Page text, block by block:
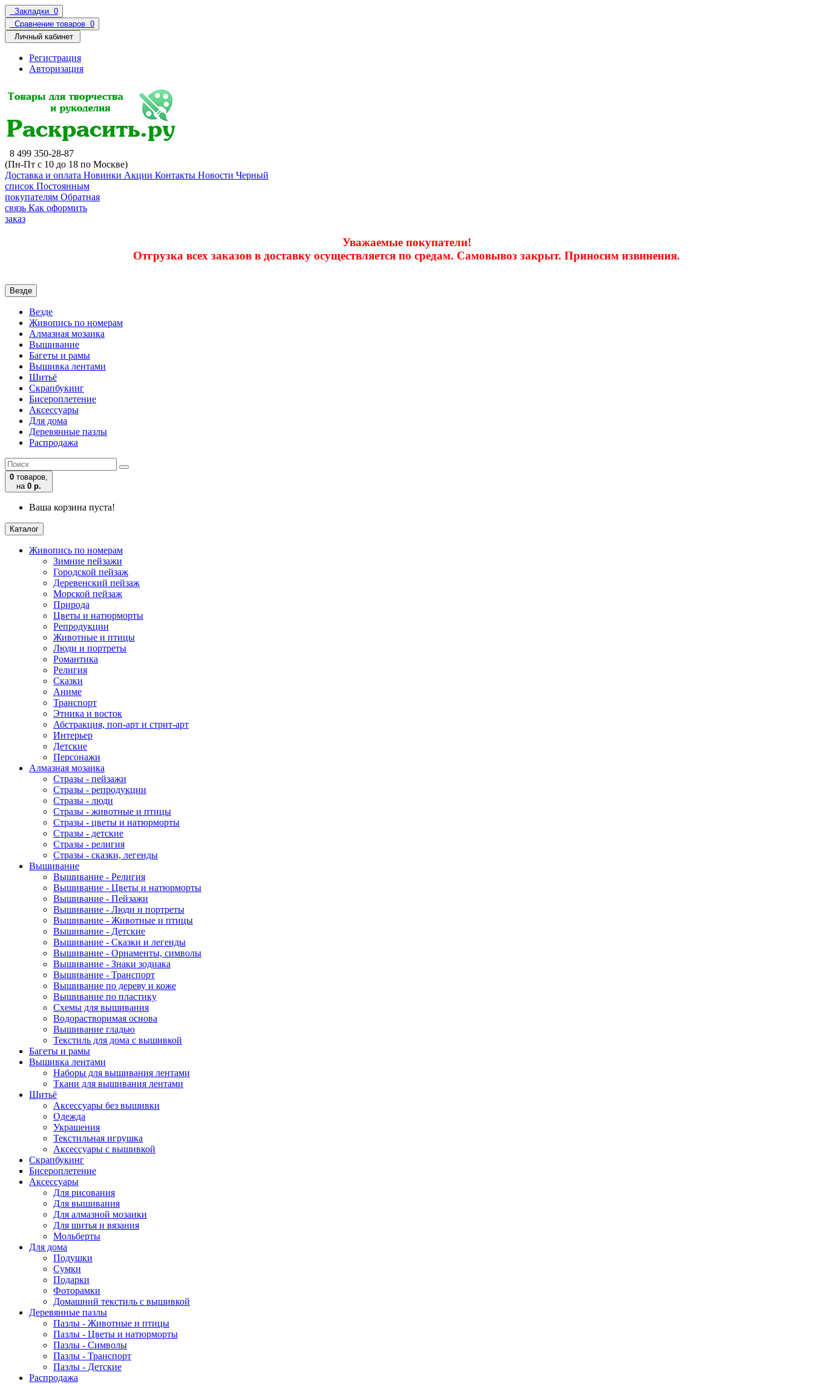
Закладки 0
Сравнение товаров 0
Личный кабинет
Регистрация
Авторизация
8 499 350-28-87
(Пн-Пт с 10 до 18 по Москве)
Доставка и оплата Новинки Акции Контакты Новости Черный
список Постоянным
покупателям Обратная
связь Как оформить
заказ
Уважаемые покупатели!
Отгрузка всех заказов в доставку осуществляется по средам. Самовывоз закрыт. Приносим извинения.
Везде
Везде
Живопись по номерам
Алмазная мозаика
Вышивание
Багеты и рамы
Вышивка лентами
Шитьё
Скрапбукинг
Бисероплетение
Аксессуары
Для дома
Деревянные пазлы
Распродажа
0 товаров,
на 0 р.
Ваша корзина пуста!
Каталог
Живопись по номерам
Зимние пейзажи
Городской пейзаж
Деревенский пейзаж
Морской пейзаж
Природа
Цветы и натюрморты
Репродукции
Животные и птицы
Люди и портреты
Романтика
Религия
Сказки
Аниме
Транспорт
Этника и восток
Абстракция, поп-арт и стрит-арт
Интерьер
Детские
Персонажи
Алмазная мозаика
Стразы - пейзажи
Стразы - репродукции
Стразы - люди
Стразы - животные и птицы
Стразы - цветы и натюрморты
Стразы - детские
Стразы - религия
Стразы - сказки, легенды
Вышивание
Вышивание - Религия
Вышивание - Цветы и натюрморты
Вышивание - Пейзажи
Вышивание - Люди и портреты
Вышивание - Животные и птицы
Вышивание - Детские
Вышивание - Сказки и легенды
Вышивание - Орнаменты, символы
Вышивание - Знаки зодиака
Вышивание - Транспорт
Вышивание по дереву и коже
Вышивание по пластику
Схемы для вышивания
Водорастворимая основа
Вышивание гладью
Текстиль для дома с вышивкой
Багеты и рамы
Вышивка лентами
Наборы для вышивания лентами
Ткани для вышивания лентами
Шитьё
Аксессуары без вышивки
Одежда
Украшения
Текстильная игрушка
Аксессуары с вышивкой
Скрапбукинг
Бисероплетение
Аксессуары
Для рисования
Для вышивания
Для алмазной мозаики
Для шитья и вязания
Мольберты
Для дома
Подушки
Сумки
Подарки
Фоторамки
Домашний текстиль с вышивкой
Деревянные пазлы
Пазлы - Животные и птицы
Пазлы - Цветы и натюрморты
Пазлы - Символы
Пазлы - Транспорт
Пазлы - Детские
Распродажа